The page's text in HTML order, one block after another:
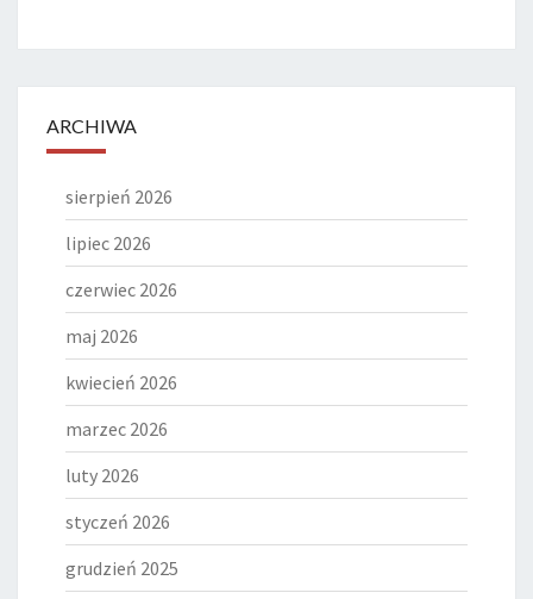
ARCHIWA
sierpień 2026
lipiec 2026
czerwiec 2026
maj 2026
kwiecień 2026
marzec 2026
luty 2026
styczeń 2026
grudzień 2025